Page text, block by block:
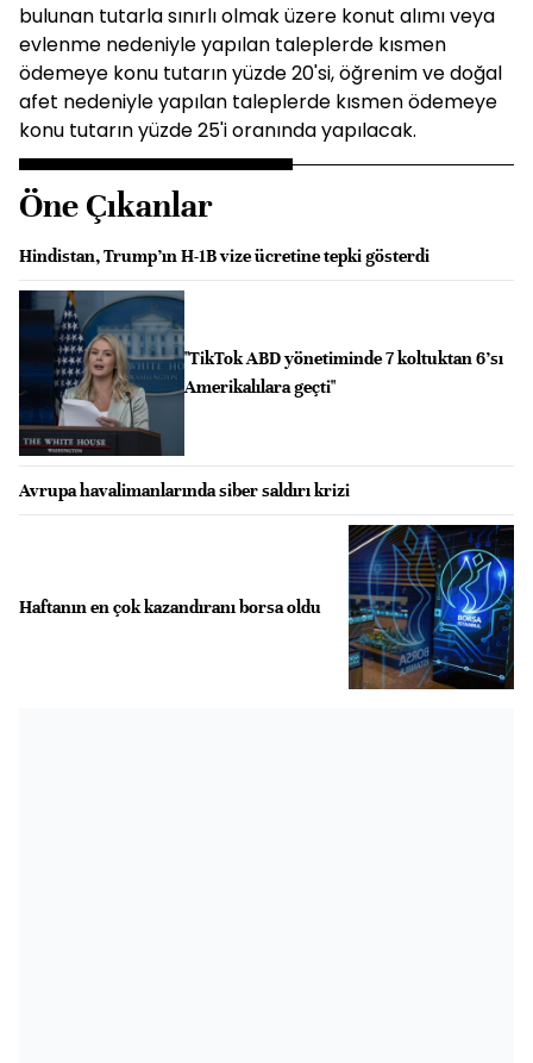
bulunan tutarla sınırlı olmak üzere konut alımı veya
evlenme nedeniyle yapılan taleplerde kısmen
ödemeye konu tutarın yüzde 20'si, öğrenim ve doğal
afet nedeniyle yapılan taleplerde kısmen ödemeye
konu tutarın yüzde 25'i oranında yapılacak.
Öne Çıkanlar
Hindistan, Trump’ın H-1B vize ücretine tepki gösterdi
"TikTok ABD yönetiminde 7 koltuktan 6’sı
Amerikalılara geçti"
Avrupa havalimanlarında siber saldırı krizi
Haftanın en çok kazandıranı borsa oldu